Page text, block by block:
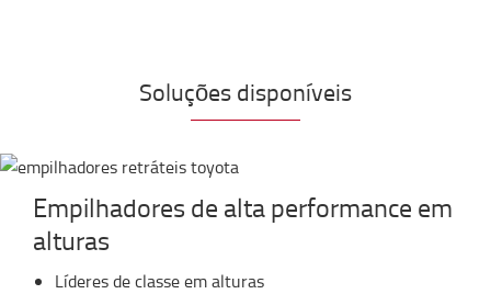
Soluções disponíveis
Empilhadores de alta performance em
alturas
Líderes de classe em alturas